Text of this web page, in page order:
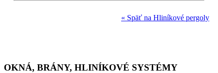
« Späť na Hliníkové pergoly
OKNÁ, BRÁNY, HLINÍKOVÉ SYSTÉMY